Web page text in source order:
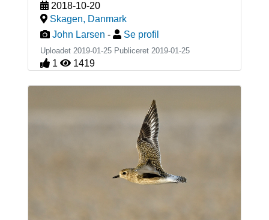
2018-10-20
Skagen, Danmark
John Larsen - Se profil
Uploadet 2019-01-25 Publiceret 2019-01-25
1 1419